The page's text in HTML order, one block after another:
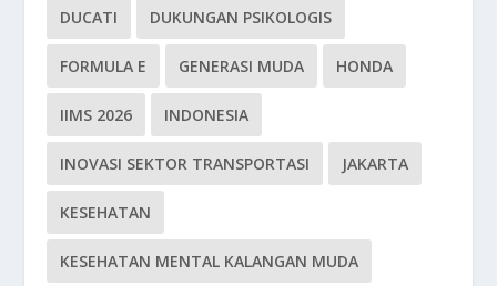
DUCATI DUKUNGAN PSIKOLOGIS
FORMULA E GENERASI MUDA HONDA
IIMS 2026 INDONESIA
INOVASI SEKTOR TRANSPORTASI JAKARTA
KESEHATAN
KESEHATAN MENTAL KALANGAN MUDA